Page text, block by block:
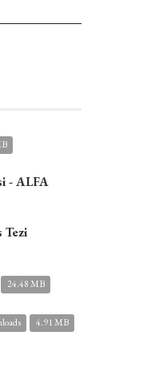
- ALFA
Tezi
24.48 MB
4.91 MB